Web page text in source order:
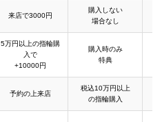
来店で3000円
購入しない
場合なし
5万円以上の指輪購
入で
+10000円
購入時のみ
特典
予約の上来店
税込10万円以上
の指輪購入